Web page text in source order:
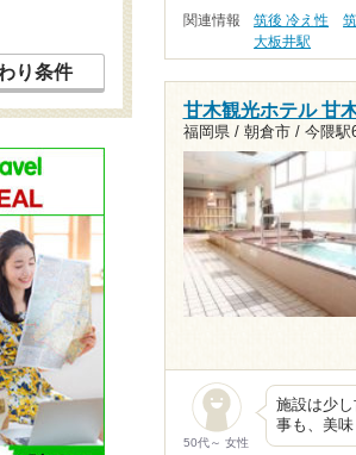
関連情報 筑後 冷え性
大板井駅
甘木観光ホテル 甘
福岡県 / 朝倉市 / 今隈駅
50代～ 女性
施設は少
事も、美
り条件